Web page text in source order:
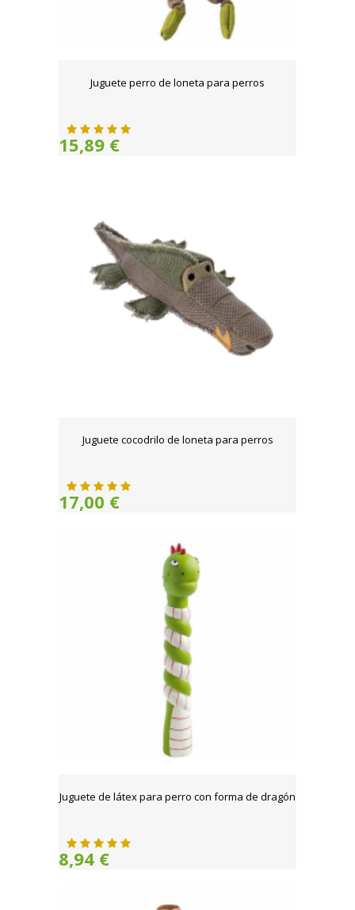
Juguete perro de loneta para perros
15,89 €
Juguete cocodrilo de loneta para perros
17,00 €
Juguete de látex para perro con forma de dragón
8,94 €